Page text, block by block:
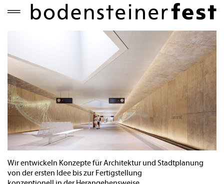
Wir entwickeln Konzepte für Architektur und Stadtplanung
von der ersten Idee bis zur Fertigstellung